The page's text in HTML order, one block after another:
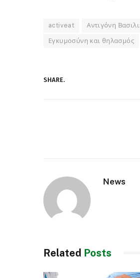
activeat Αντιγόνη
Εγκυμοσύνη και θηλασμός
SHARE.
News
Related Posts